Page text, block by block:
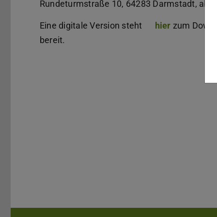
Rundeturmstraße 10, 64283 Darmstadt,
Eine digitale Version steht hier (PDF-Datei)
(wird in
zum
bereit.